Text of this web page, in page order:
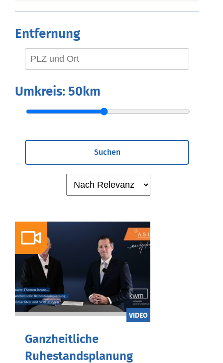
Entfernung
Umkreis: 50km
Suchen
VIDEO
Ganzheitliche
Ruhestandsplanung